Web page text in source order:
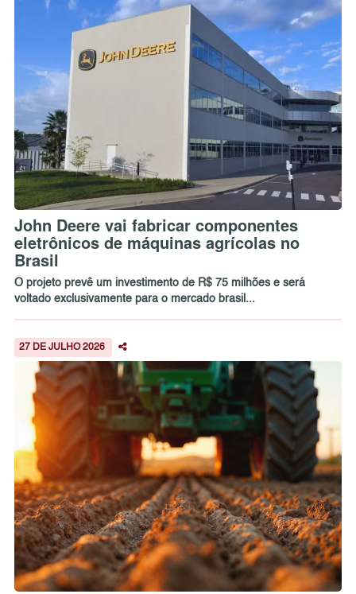
John Deere vai fabricar componentes
eletrônicos de máquinas agrícolas no
Brasil
O projeto prevê um investimento de R$ 75 milhões e será
voltado exclusivamente para o mercado brasil...
27 DE JULHO 2026